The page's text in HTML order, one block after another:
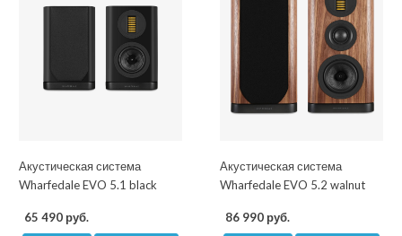
Акустическая система
Wharfedale EVO 5.1 black
65 490 руб.
Акустическая система
Wharfedale EVO 5.2 walnut
86 990 руб.